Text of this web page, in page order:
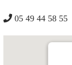
05 49 44 58 55